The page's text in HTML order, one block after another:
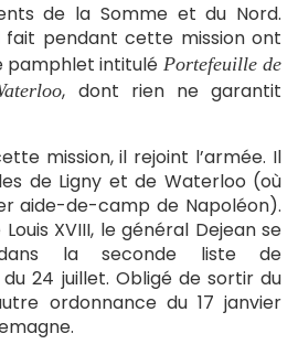
de la Somme et du Nord.
fait pendant cette mission ont
pamphlet intitulé Portefeuille de
, dont rien ne garantit
mission, il rejoint l’armée. Il
de Ligny et de Waterloo (où
aide-de-camp de Napoléon).
XVIII, le général Dejean se
la seconde liste de
24 juillet. Obligé de sortir du
ordonnance du 17 janvier